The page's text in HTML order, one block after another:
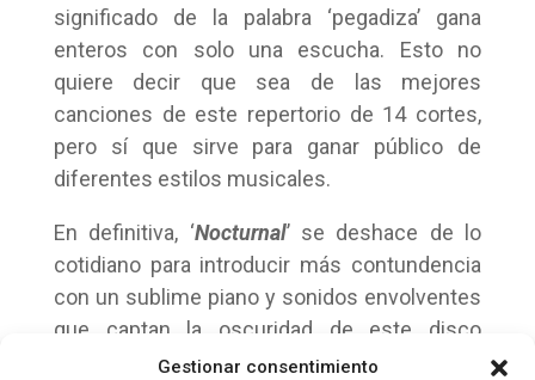
Gestionar consentimiento
significado de la palabra ‘pegadiza’ gana
enteros con solo una escucha. Esto no
quiere decir que sea de las mejores
canciones de este repertorio de 14 cortes,
pero sí que sirve para ganar público de
diferentes estilos musicales.
En definitiva, ‘Nocturnal’ se deshace de lo
cotidiano para introducir más contundencia
con un sublime piano y sonidos envolventes
que captan la oscuridad de este disco
envuelto en destellos de un futuro